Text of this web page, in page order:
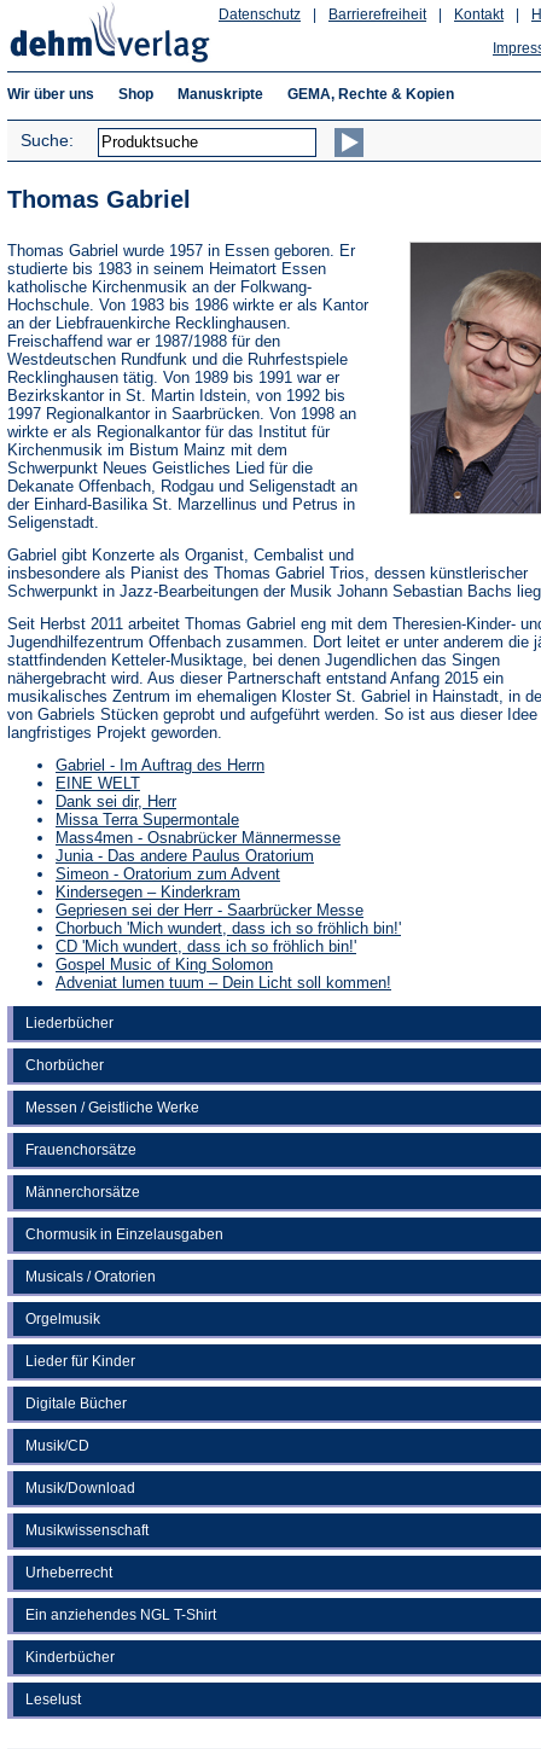
Kontakt
Barrierefreiheit
Datenschutz
Wir über uns Shop Manuskripte GEMA, Rechte & Kopien
Suche:
Liederbücher
Chorbücher
Messen / Geistliche Werke
Frauenchorsätze
Männerchorsätze
Chormusik in Einzelausgaben
Musicals / Oratorien
Orgelmusik
Lieder für Kinder
Digitale Bücher
Musik/CD
Musik/Download
Musikwissenschaft
Urheberrecht
Ein anziehendes NGL T-Shirt
Kinderbücher
Leselust
Thomas Gabriel
Thomas Gabriel wurde 1957 in Essen geboren. Er
studierte bis 1983 in seinem Heimatort Essen
katholische Kirchenmusik an der Folkwang-
Hochschule. Von 1983 bis 1986 wirkte er als Kantor
an der Liebfrauenkirche Recklinghausen.
Freischaffend war er 1987/1988 für den
Westdeutschen Rundfunk und die Ruhrfestspiele
Recklinghausen tätig. Von 1989 bis 1991 war er
Bezirkskantor in St. Martin Idstein, von 1992 bis
1997 Regionalkantor in Saarbrücken. Von 1998 an
wirkte er als Regionalkantor für das Institut für
Kirchenmusik im Bistum Mainz mit dem
Schwerpunkt Neues Geistliches Lied für die
Dekanate Offenbach, Rodgau und Seligenstadt an
der Einhard-Basilika St. Marzellinus und Petrus in
Seligenstadt.
Gabriel gibt Konzerte als Organist, Cembalist und
insbesondere als Pianist des Thomas Gabriel Trios, dessen künstlerischer
Schwerpunkt in Jazz-Bearbeitungen der Musik Johann Sebastian Bachs
Seit Herbst 2011 arbeitet Thomas Gabriel eng mit dem Theresien-Kinder-
Jugendhilfezentrum Offenbach zusammen. Dort leitet er unter anderem die
stattfindenden Ketteler-Musiktage, bei denen Jugendlichen das Singen
nähergebracht wird. Aus dieser Partnerschaft entstand Anfang 2015 ein
musikalisches Zentrum im ehemaligen Kloster St. Gabriel in Hainstadt, in
von Gabriels Stücken geprobt und aufgeführt werden. So ist aus dieser Idee
langfristiges Projekt geworden.
Gabriel - Im Auftrag des Herrn
EINE WELT
Dank sei dir, Herr
Missa Terra Supermontale
Mass4men - Osnabrücker Männermesse
Junia - Das andere Paulus Oratorium
Simeon - Oratorium zum Advent
Kindersegen – Kinderkram
Gepriesen sei der Herr - Saarbrücker Messe
Chorbuch 'Mich wundert, dass ich so fröhlich bin!'
CD 'Mich wundert, dass ich so fröhlich bin!'
Gospel Music of King Solomon
Adveniat lumen tuum – Dein Licht soll kommen!